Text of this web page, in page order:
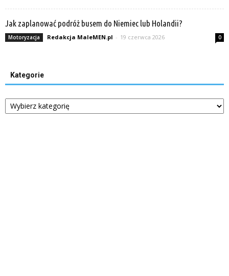
Jak zaplanować podróż busem do Niemiec lub Holandii?
Motoryzacja Redakcja MaleMEN.pl - 19 czerwca 2026 0
Kategorie
Kategorie